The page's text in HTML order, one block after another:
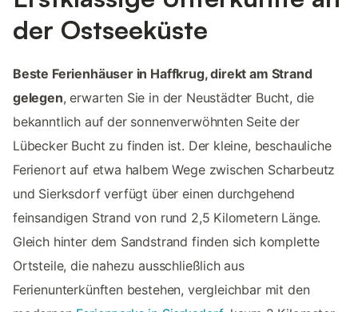
der Ostseeküste
Beste Ferienhäuser in Haffkrug, direkt am Strand
gelegen, erwarten Sie in der Neustädter Bucht, die
bekanntlich auf der sonnenverwöhnten Seite der
Lübecker Bucht zu finden ist. Der kleine, beschauliche
Ferienort auf etwa halbem Wege zwischen Scharbeutz
und Sierksdorf verfügt über einen durchgehend
feinsandigen Strand von rund 2,5 Kilometern Länge.
Gleich hinter dem Sandstrand finden sich komplette
Ortsteile, die nahezu ausschließlich aus
Ferienunterkünften bestehen, vergleichbar mit den